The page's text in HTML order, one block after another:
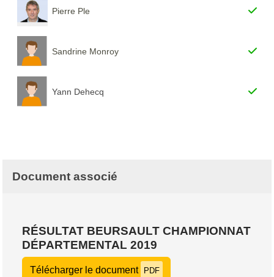
Pierre Ple
Sandrine Monroy
Yann Dehecq
Document associé
RÉSULTAT BEURSAULT CHAMPIONNAT
DÉPARTEMENTAL 2019
Télécharger le document PDF